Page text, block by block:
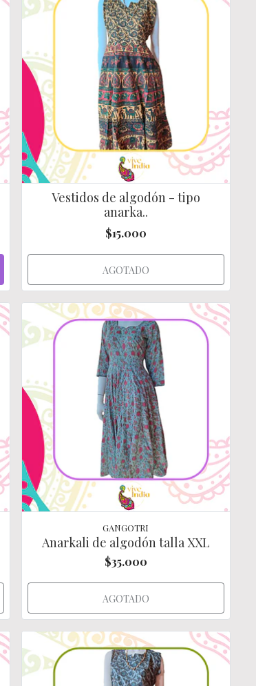
Vestidos de algodón - tipo
anarka..
$15.000
AGOTADO
GANGOTRI
Anarkali de algodón talla XXL
$35.000
AGOTADO